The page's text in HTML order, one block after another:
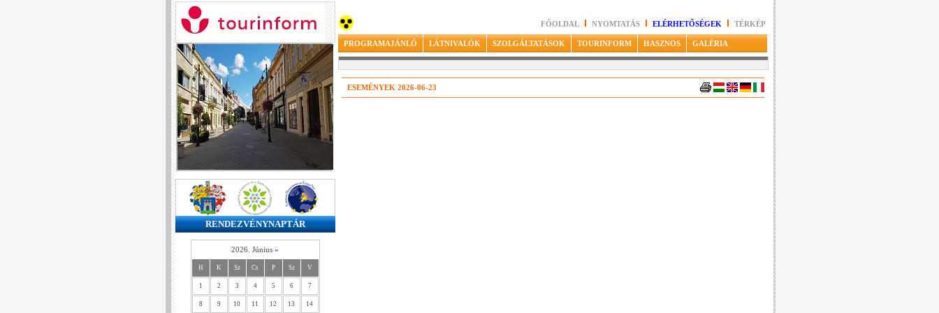
RENDEZVÉNYNAPTÁR
2026. Június »
H K Sz Cs P Sz V
1 2 3 4 5 6 7
8 9 10 11 12 13 14
FŐOLDAL NYOMTATÁS ELÉRHETŐSÉGEK TÉRKÉP
PROGRAMAJÁNLÓ LÁTNIVALÓK SZOLGÁLTATÁSOK TOURINFORM HASZNOS GALÉRIA
ESEMÉNYEK 2026-06-23